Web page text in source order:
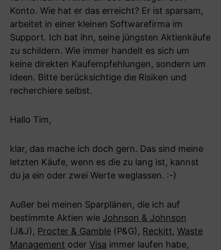
Konto. Wie hat er das erreicht? Er ist sparsam,
arbeitet in einer kleinen Softwarefirma im
Support. Ich bat ihn, seine jüngsten Aktienkäufe
zu schildern. Wie immer handelt es sich um
keine direkten Kaufempfehlungen, sondern um
Ideen. Bitte berücksichtige die Risiken und
recherchiere selbst.
Hallo Tim,
klar, das mache ich doch gern. Das sind meine
letzten Käufe, wenn es die zu lang ist, kannst
du ja ein oder zwei Werte weglassen. :-)
Außer bei meinen Sparplänen, die ich auf
bestimmte Aktien wie Johnson & Johnson
(J&J), Procter & Gamble (P&G), Reckitt, Waste
Management oder Visa immer laufen habe,